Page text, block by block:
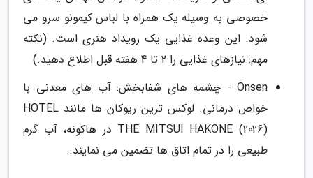
خصوصی به وسیله یک همراه با لباس کیمونو سرو می
شود. این وعده غذایی یک رویداد هنری است. (نکته
مهم: نیازهای غذایی را 2 تا 4 هفته قبل اطلاع دهید.)
Onsen - چشمه های شفابخش: آب های معدنی با
خواص درمانی. لوکس ترین ریوکان ها مانند HOTEL
THE MITSUI HAKONE (2026) در هاکونه، آب گرم
طبیعی را در تمام اتاق ها تضمین می نمایند.